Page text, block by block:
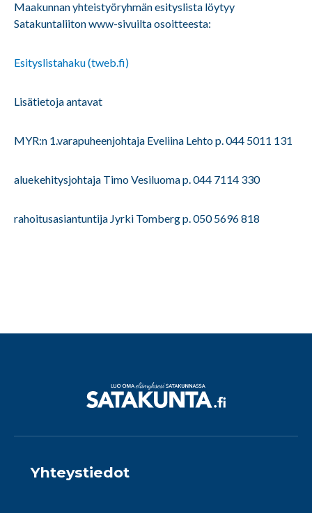
Maakunnan yhteistyöryhmän esityslista löytyy
Satakuntaliiton www-sivuilta osoitteesta:
Esityslistahaku (tweb.fi)
Lisätietoja antavat
MYR:n 1.varapuheenjohtaja Eveliina Lehto p. 044 5011 131
aluekehitysjohtaja Timo Vesiluoma p. 044 7114 330
rahoitusasiantuntija Jyrki Tomberg p. 050 5696 818
Yhteystiedot